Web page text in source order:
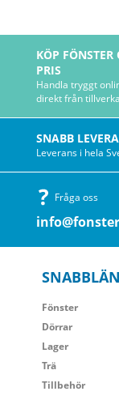
KÖP
PRIS
Handla tryggt
direkt från
SNABB
Leverans i hela
Fråga oss
Fönster
Dörrar
Lager
Trä
Tillbehör